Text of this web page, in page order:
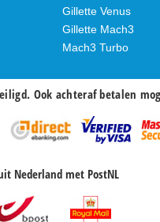
Gillette Venus
Gillette Mach3
Mach3 Turbo
Ook achteraf betalen
Nederland met PostNL